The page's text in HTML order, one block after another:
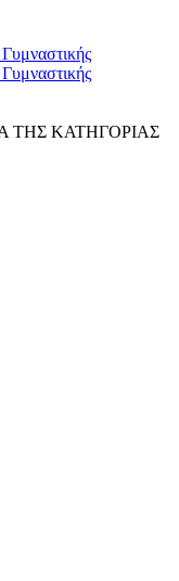
ΤΗΣ ΚΑΤΗΓΟΡΙΑΣ